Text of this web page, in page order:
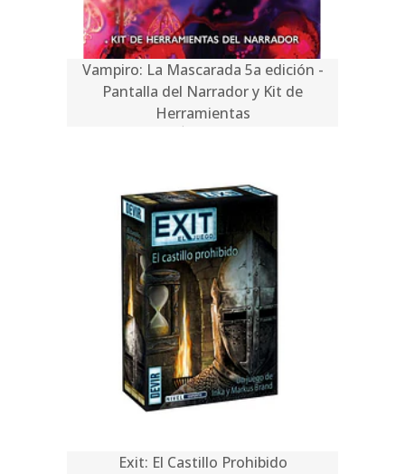
Vampiro: La Mascarada 5a edición -
Pantalla del Narrador y Kit de
Herramientas
Exit: El Castillo Prohibido